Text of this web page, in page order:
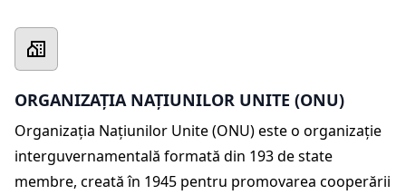
ORGANIZAȚIA NAȚIUNILOR UNITE (ONU)
Organizația Națiunilor Unite (ONU) este o organizație
interguvernamentală formată din 193 de state
membre, creată în 1945 pentru promovarea cooperării